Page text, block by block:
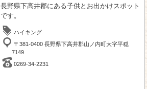
長野県下高井郡にある子供とお出かけスポット
です。
ハイキング
〒381-0400 長野県下高井郡山ノ内町大字平穏
7149
0269-34-2231